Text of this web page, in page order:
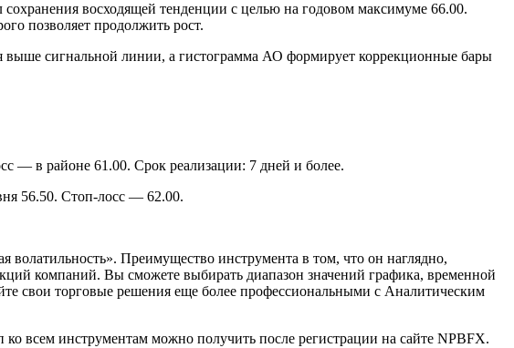
восходящей тенденции с целью на годовом максимуме 66.00.
позволяет продолжить рост.
выше сигнальной линии, а гистограмма АО формирует коррекционные бары
— в районе 61.00. Срок реализации: 7 дней и более.
56.50. Стоп-лосс — 62.00.
волатильность». Преимущество инструмента в том, что он наглядно,
компаний. Вы сможете выбирать диапазон значений графика, временной
свои торговые решения еще более профессиональными с Аналитическим
всем инструментам можно получить после регистрации на сайте NPBFX.